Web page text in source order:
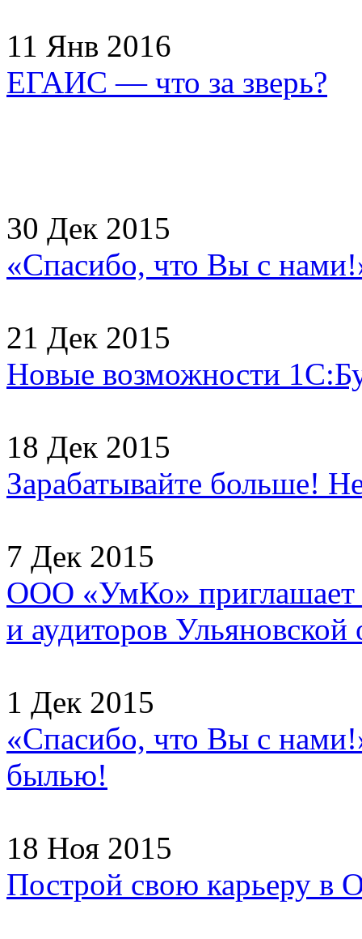
11 Янв 2016
ЕГАИС — что за зверь?
30 Дек 2015
«Спасибо, что Вы с
21 Дек 2015
Новые возможности
18 Дек 2015
Зарабатывайте больше!
7 Дек 2015
ООО «УмКо» приглашает
и аудиторов Ульяновской
1 Дек 2015
«Спасибо, что Вы с
былью!
18 Ноя 2015
Построй свою карьеру